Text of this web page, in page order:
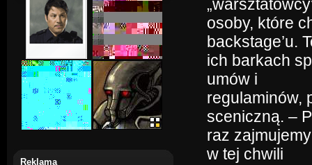
Reklama
osoby, które
backstage’u.
ich barkach
umów i
regulaminów,
sceniczną. –
raz
w tej chwili